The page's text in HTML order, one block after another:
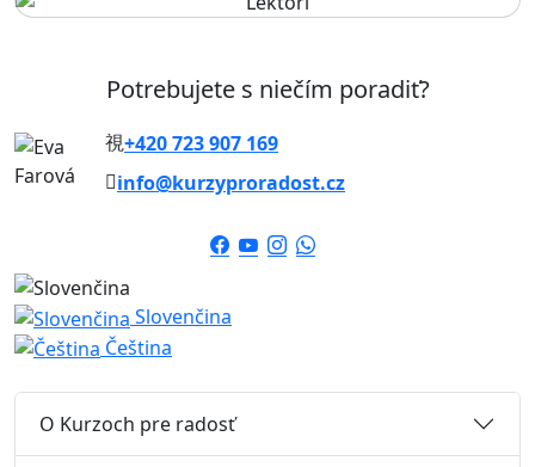
Potrebujete s niečím poradiť?
+420 723 907 169
info@kurzyproradost.cz
Slovenčina
Čeština
O Kurzoch pre radosť